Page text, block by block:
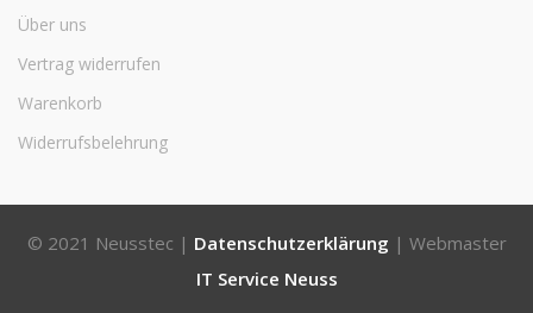
Über uns
Vertrag widerrufen
Warenkorb
Widerrufsbelehrung
© 2021 Neusstec | Datenschutzerklärung | Webmaster
IT Service Neuss